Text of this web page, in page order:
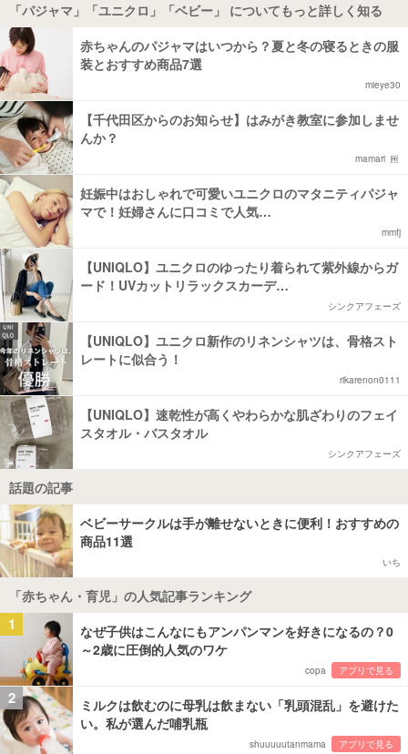
「パジャマ」「ユニクロ」「ベビー」 についてもっと詳しく知る
赤ちゃんのパジャマはいつから？夏と冬の寝るときの服
装とおすすめ商品7選
mieye30
【千代田区からのお知らせ】はみがき教室に参加しませ
んか？
mamari
妊娠中はおしゃれで可愛いユニクロのマタニティパジャ
マで！妊婦さんに口コミで人気…
mmfj
【UNIQLO】ユニクロのゆったり着られて紫外線からガ
ード！UVカットリラックスカーデ…
シンクアフェーズ
【UNIQLO】ユニクロ新作のリネンシャツは、骨格スト
レートに似合う！
rikarenon0111
【UNIQLO】速乾性が高くやわらかな肌ざわりのフェイ
スタオル・バスタオル
シンクアフェーズ
話題の記事
ベビーサークルは手が離せないときに便利！おすすめの
商品11選
いち
「赤ちゃん・育児」の人気記事ランキング
1
なぜ子供はこんなにもアンパンマンを好きになるの？0
～2歳に圧倒的人気のワケ
copa アプリで見る
2
ミルクは飲むのに母乳は飲まない「乳頭混乱」を避けた
い。私が選んだ哺乳瓶
shuuuuutanmama アプリで見る